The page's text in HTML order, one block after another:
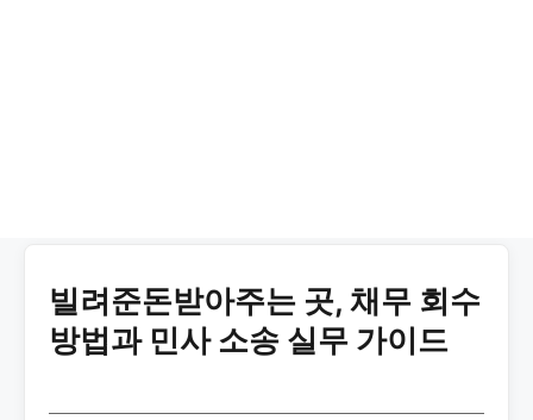
빌려준돈받아주는 곳, 채무 회수
방법과 민사 소송 실무 가이드